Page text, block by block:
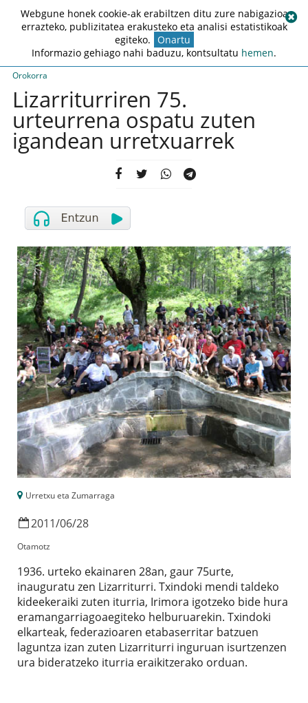
Orokorra
Lizarriturriren 75.
urteurrena ospatu zuten
igandean urretxuarrek
Urretxu eta Zumarraga
2011/06/28
Otamotz
1936. urteko ekainaren 28an, gaur 75urte,
inauguratu zen Lizarriturri. Txindoki mendi taldeko
kideekeraiki zuten iturria, Irimora igotzeko bide hura
eramangarriagoaegiteko helburuarekin. Txindoki
elkarteak, federazioaren etabaserritar batzuen
laguntza izan zuten Lizarriturri inguruan isurtzenzen
ura bideratzeko iturria eraikitzerako orduan.
Webgune honek cookie-ak erabiltzen ditu zure nabigazioa
errazteko, publizitatea erakusteko eta analisi estatistikoak
egiteko. Onartu
Informazio gehiago nahi baduzu, kontsultatu hemen.